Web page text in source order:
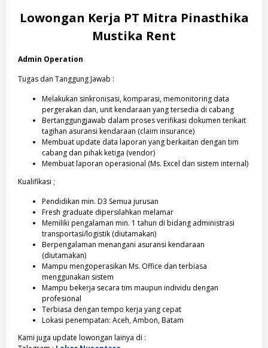
Lowongan Kerja PT Mitra Pinasthika
Mustika Rent
Admin Operation
Tugas dan Tanggung Jawab :
Melakukan sinkronisasi, komparasi, memonitoring data
pergerakan dan, unit kendaraan yang tersedia di cabang
Bertanggungjawab dalam proses verifikasi dokumen terikait
tagihan asuransi kendaraan (claim insurance)
Membuat update data laporan yang berkaitan dengan tim
cabang dan pihak ketiga (vendor)
Membuat laporan operasional (Ms. Excel dan sistem internal)
Kualifikasi ;
Pendidikan min. D3 Semua jurusan
Fresh graduate dipersilahkan melamar
Memiliki pengalaman min. 1 tahun di bidang administrasi
transportasi/logistik (diutamakan)
Berpengalaman menangani asuransi kendaraan
(diutamakan)
Mampu mengoperasikan Ms. Office dan terbiasa
menggunakan sistem
Mampu bekerja secara tim maupun individu dengan
profesional
Terbiasa dengan tempo kerja yang cepat
Lokasi penempatan: Aceh, Ambon, Batam
Kami juga update lowongan lainya di :